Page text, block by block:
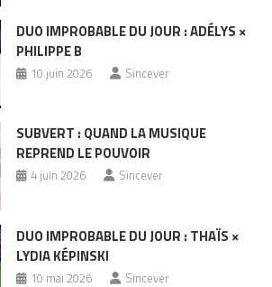
DUO IMPROBABLE DU JOUR : ADÉLYS ×
PHILIPPE B
10 juin 2026 Sincever
SUBVERT : QUAND LA MUSIQUE
REPREND LE POUVOIR
4 juin 2026 Sincever
DUO IMPROBABLE DU JOUR : THAÏS ×
LYDIA KÉPINSKI
10 mai 2026 Sincever